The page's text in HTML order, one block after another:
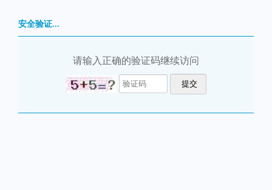
安全验证...
请输入正确的验证码继续访问